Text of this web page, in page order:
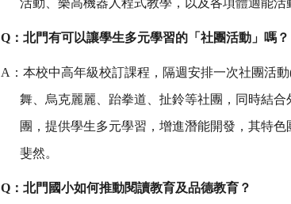
活動、樂高機器人程式教學，以及各項體適能活
Q ：北門有可以讓學生多元學習的「社團活動」嗎？
A ：本校中高年級校訂課程，隔週安排一次社團活
舞、烏克麗麗、跆拳道、扯鈴等社團，同時結
團，提供學生多元學習，增進潛能開發，其特
斐然。
Q ：北門國小如何推動閱讀教育及品德教育？